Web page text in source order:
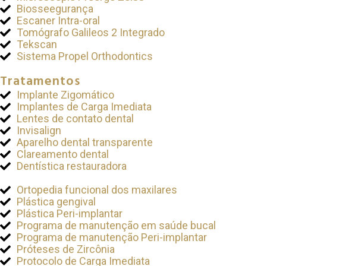
Biosseegurança
Escaner Intra-oral
Tomógrafo Galileos 2 Integrado
Tekscan
Sistema Propel Orthodontics
Tratamentos
Implante Zigomático
Implantes de Carga Imediata
Lentes de contato dental
Invisalign
Aparelho dental transparente
Clareamento dental
Dentística restauradora
Ortopedia funcional dos maxilares
Plástica gengival
Plástica Peri-implantar
Programa de manutenção em saúde bucal
Programa de manutenção Peri-implantar
Próteses de Zircônia
Protocolo de Carga Imediata